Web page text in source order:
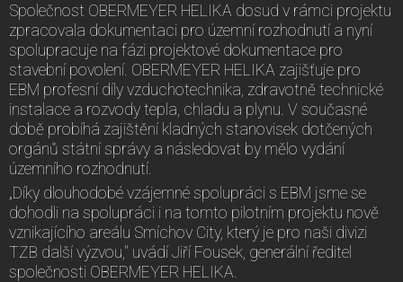
Společnost OBERMEYER HELIKA dosud v rámci projektu
zpracovala dokumentaci pro územní rozhodnutí a nyní
spolupracuje na fázi projektové dokumentace pro
stavební povolení. OBERMEYER HELIKA zajišťuje pro
EBM profesní díly vzduchotechnika, zdravotně technické
instalace a rozvody tepla, chladu a plynu. V současné
době probíhá zajištění kladných stanovisek dotčených
orgánů státní správy a následovat by mělo vydání
územního rozhodnutí.
„Díky dlouhodobé vzájemné spolupráci s EBM jsme se
dohodli na spolupráci i na tomto pilotním projektu nově
vznikajícího areálu Smíchov City, který je pro naši divizi
TZB další výzvou," uvádí Jiří Fousek, generální ředitel
společnosti OBERMEYER HELIKA.